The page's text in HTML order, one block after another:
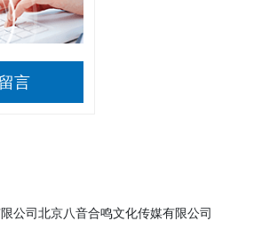
言
公司北京八音合鸣文化传媒有限公司